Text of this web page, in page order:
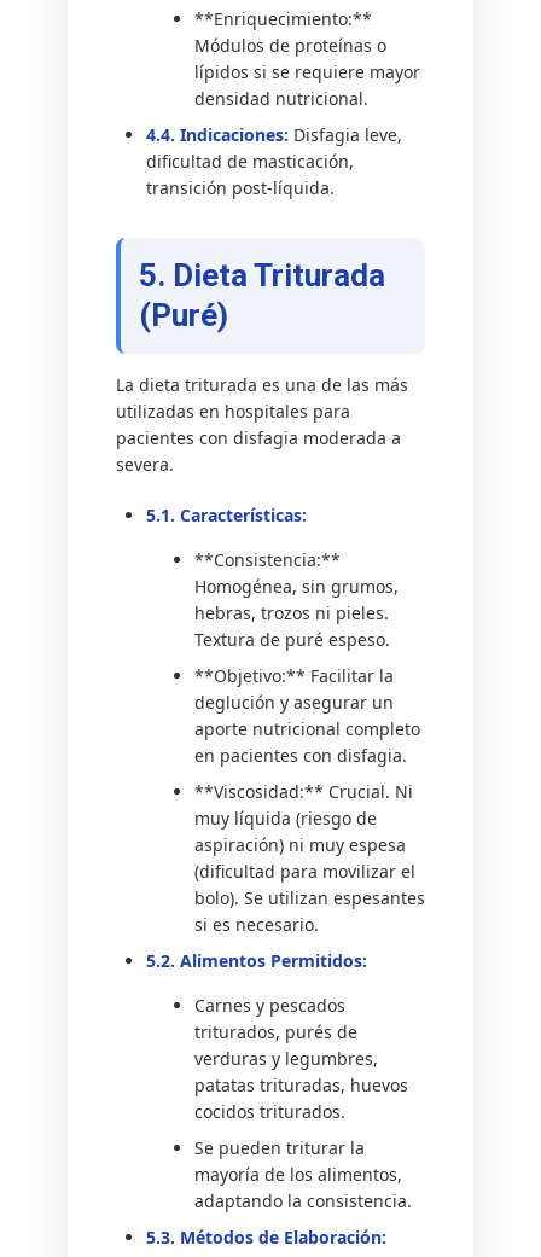
**Enriquecimiento:**
Módulos de proteínas o
lípidos si se requiere mayor
densidad nutricional.
4.4. Indicaciones: Disfagia leve,
dificultad de masticación,
transición post-líquida.
5. Dieta Triturada
(Puré)
La dieta triturada es una de las más
utilizadas en hospitales para
pacientes con disfagia moderada a
severa.
5.1. Características:
**Consistencia:**
Homogénea, sin grumos,
hebras, trozos ni pieles.
Textura de puré espeso.
**Objetivo:** Facilitar la
deglución y asegurar un
aporte nutricional completo
en pacientes con disfagia.
**Viscosidad:** Crucial. Ni
muy líquida (riesgo de
aspiración) ni muy espesa
(dificultad para movilizar el
bolo). Se utilizan espesantes
si es necesario.
5.2. Alimentos Permitidos:
Carnes y pescados
triturados, purés de
verduras y legumbres,
patatas trituradas, huevos
cocidos triturados.
Se pueden triturar la
mayoría de los alimentos,
adaptando la consistencia.
5.3. Métodos de Elaboración: